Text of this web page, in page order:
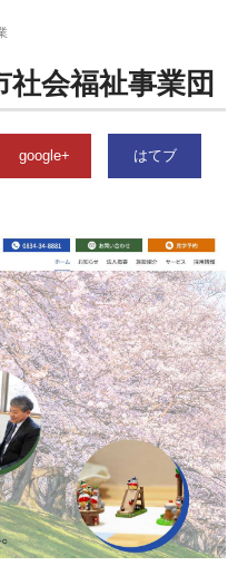
会福祉事業団
google+ はてブ